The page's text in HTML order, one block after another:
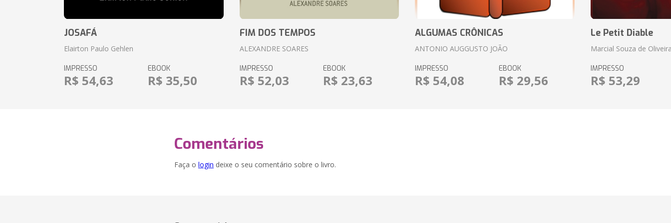
JOSAFÁ
Elairton Paulo Gehlen
IMPRESSO
R$ 54,63
EBOOK
R$ 35,50
FIM DOS TEMPOS
ALEXANDRE SOARES
IMPRESSO
R$ 52,03
EBOOK
R$ 23,63
ALGUMAS CRÔNICAS
ANTONIO AUGGUSTO JOÃO
IMPRESSO
R$ 54,08
EBOOK
R$ 29,56
Le Petit Diable
Marcial Souza de
IMPRESSO
R$ 53,29
Comentários
Faça o login deixe o seu comentário sobre o livro.